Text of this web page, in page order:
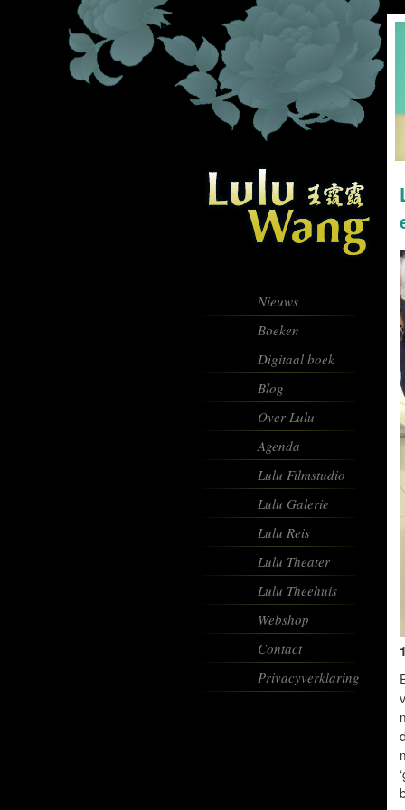
Nieuws
Boeken
Digitaal boek
Blog
Over Lulu
Agenda
Lulu Filmstudio
Lulu Galerie
Lulu Reis
Lulu Theater
Lulu Theehuis
Webshop
Contact
Privacyverklaring